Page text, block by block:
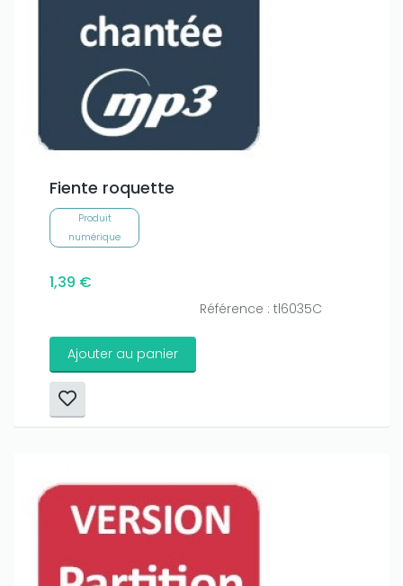
Fiente roquette
Produit
numérique
1,39 €
Référence : tl6035C
Ajouter au panier